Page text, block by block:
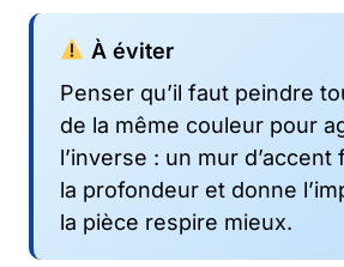
À éviter
Penser qu’il faut peindre
de la même couleur pour
l’inverse : un mur
la profondeur et donne
la pièce respire mieux.